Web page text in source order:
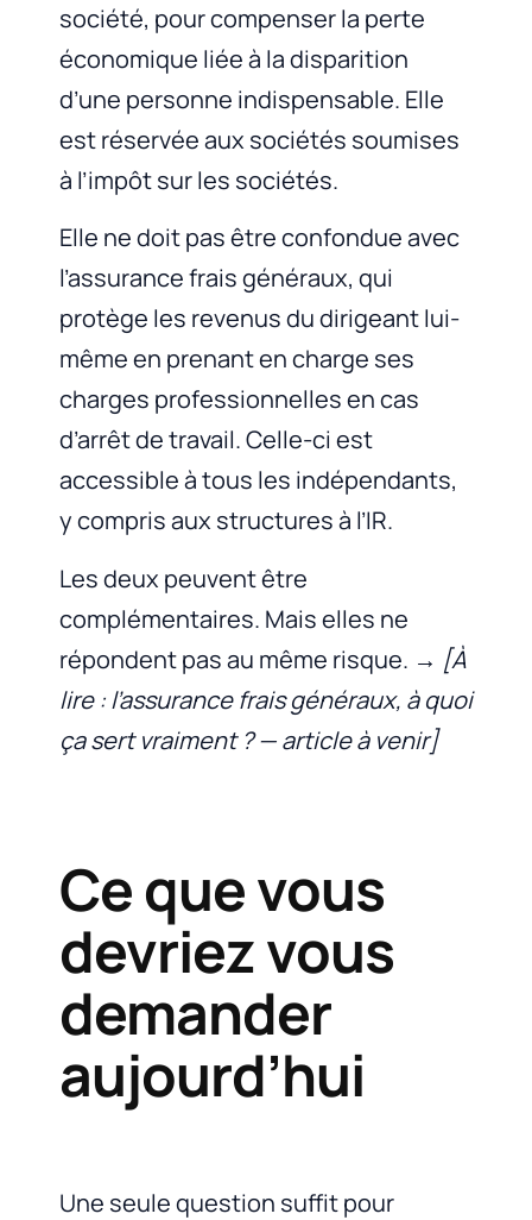
société, pour compenser la perte
économique liée à la disparition
d’une personne indispensable. Elle
est réservée aux sociétés soumises
à l’impôt sur les sociétés.
Elle ne doit pas être confondue avec
l’assurance frais généraux, qui
protège les revenus du dirigeant lui-
même en prenant en charge ses
charges professionnelles en cas
d’arrêt de travail. Celle-ci est
accessible à tous les indépendants,
y compris aux structures à l’IR.
Les deux peuvent être
complémentaires. Mais elles ne
répondent pas au même risque. → [À
lire : l’assurance frais généraux, à quoi
ça sert vraiment ? — article à venir]
Ce que vous
devriez vous
demander
aujourd’hui
Une seule question suffit pour